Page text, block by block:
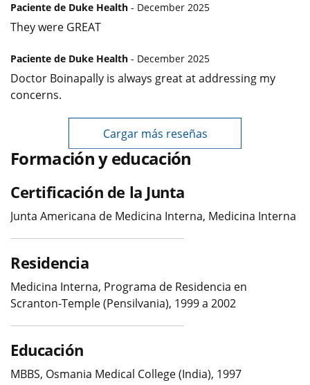
Paciente de Duke Health - December 2025
They were GREAT
Paciente de Duke Health - December 2025
Doctor Boinapally is always great at addressing my
concerns.
Cargar más reseñas
Formación y educación
Certificación de la Junta
Junta Americana de Medicina Interna, Medicina Interna
Residencia
Medicina Interna, Programa de Residencia en
Scranton-Temple (Pensilvania), 1999 a 2002
Educación
MBBS, Osmania Medical College (India), 1997